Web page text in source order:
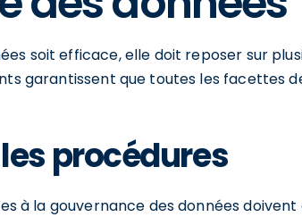
soit efficace, elle doit reposer sur
garantissent que toutes les facettes
procédures
à la gouvernance des données